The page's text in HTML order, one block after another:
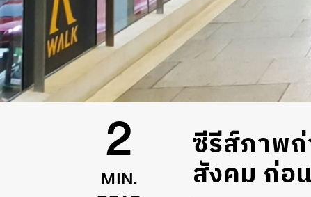
2
MIN.
ซีรีส์ภาพถ่
สังคม ก่อ